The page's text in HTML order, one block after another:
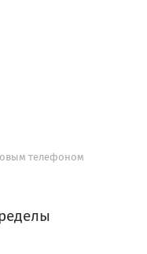
телефоном